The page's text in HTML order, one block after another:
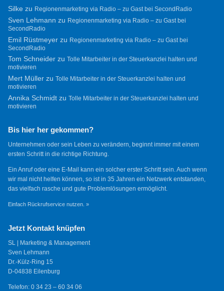
Silkezu Regionenmarketing via Radio – zu Gast bei SecondRadio
Sven Lehmann zu Regionenmarketing via Radio – zu Gast bei
SecondRadio
Emil Rüstmeyerzu Regionenmarketing via Radio – zu Gast bei
SecondRadio
Tom Schneiderzu Tolle Mitarbeiter in der Steuerkanzlei halten und
motivieren
Mert Müllerzu Tolle Mitarbeiter in der Steuerkanzlei halten und
motivieren
Annika Schmidtzu Tolle Mitarbeiter in der Steuerkanzlei halten und
motivieren
Bis hier her gekommen?
Unternehmen oder sein Leben zu verändern, beginnt immer mit einem
ersten Schritt in die richtige Richtung.
Ein Anruf oder eine E-Mail kann ein solcher erster Schritt sein. Auch wenn
wir mal nicht helfen können, so ist in 35 Jahren ein Netzwerk entstanden,
das vielfach rasche und gute Problemlösungen ermöglicht.
Einfach Rückrufservice nutzen. »
Jetzt Kontakt knüpfen
SL | Marketing & Management
Sven Lehmann
Dr.-Külz-Ring 15
D-04838 Eilenburg
Telefon: 0 34 23 – 60 34 06